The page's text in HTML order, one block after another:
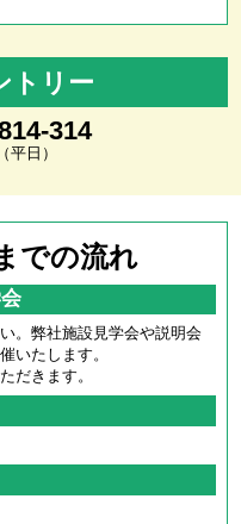
トリー
314
平日）
での流れ
。弊社施設見学会や説明会
いたします。
だきます。